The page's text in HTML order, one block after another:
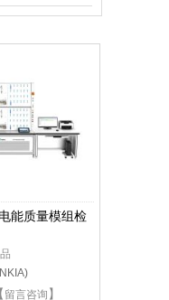
能质量模组检
留言咨询 】